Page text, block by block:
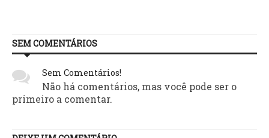
SEM COMENTÁRIOS
Sem Comentários!
Não há comentários, mas você pode ser o
primeiro a comentar.